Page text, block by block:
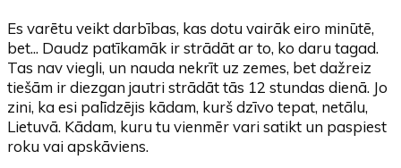
Es varētu veikt darbības, kas dotu vairāk eiro minūtē,
bet... Daudz patīkamāk ir strādāt ar to, ko daru tagad.
Tas nav viegli, un nauda nekrīt uz zemes, bet dažreiz
tiešām ir diezgan jautri strādāt tās 12 stundas dienā. Jo
zini, ka esi palīdzējis kādam, kurš dzīvo tepat, netālu,
Lietuvā. Kādam, kuru tu vienmēr vari satikt un paspiest
roku vai apskāviens.